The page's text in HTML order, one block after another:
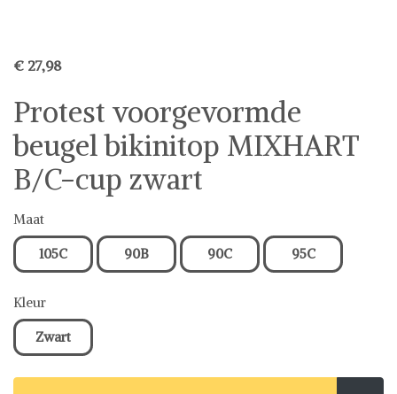
€ 27,98
Protest voorgevormde
beugel bikinitop MIXHART
B/C-cup zwart
Maat
105C 90B 90C 95C
Kleur
Zwart